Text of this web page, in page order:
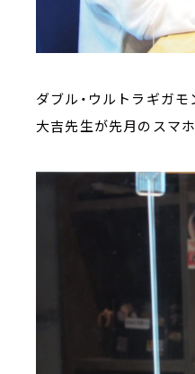
ダブル・ウルトラギガモ
大吉先生が先月のスマホ